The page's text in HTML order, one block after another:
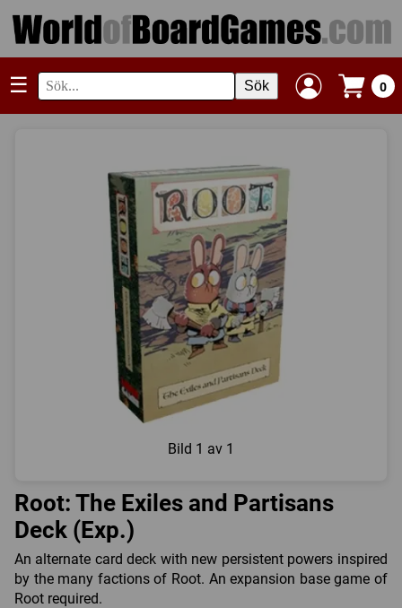
☰ Sök 0
Bild 1 av 1
Root: The Exiles and Partisans
Deck (Exp.)
An alternate card deck with new persistent powers inspired
by the many factions of Root. An expansion base game of
Root required.